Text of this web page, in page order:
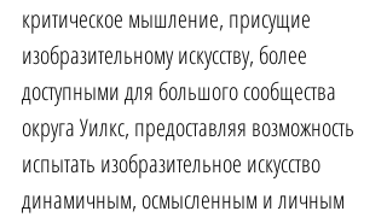
критическое мышление, присущие
изобразительному искусству, более
доступными для большого сообщества
округа Уилкс, предоставляя возможность
испытать изобразительное искусство
динамичным, осмысленным и личным